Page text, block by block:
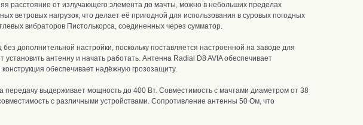
расстояние от излучающего элемента до мачты, можно в небольших пределах
ветровых нагрузок, что делает её пригодной для использования в суровых погодных
вибраторов Пистолькорса, соединенных через сумматор.
без дополнительной настройки, поскольку поставляется настроенной на заводе для
антенну и начать работать. Антенна Radial D8 AVIA обеспечивает
обеспечивает надёжную грозозащиту.
передачу выдерживает мощность до 400 Вт. Совместимость с мачтами диаметром от 38
с различными устройствами. Сопротивление антенны 50 Ом, что